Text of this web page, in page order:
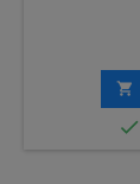

